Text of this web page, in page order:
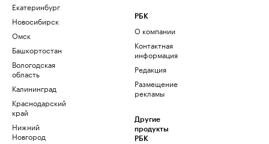
Екатеринбург
Новосибирск
Омск
Башкортостан
Вологодская
область
Калининград
Краснодарский
край
Нижний
Новгород
РБК
О компании
Контактная
информация
Редакция
Размещение
рекламы
Другие
продукты
РБК